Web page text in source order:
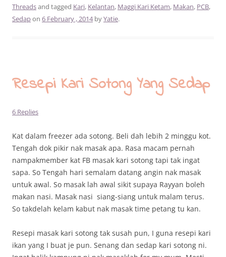
Threadsand tagged Kari, Kelantan, Maggi Kari Ketam, Makan, PCB,
Sedapon 6 February , 2014byYatie.
Resepi Kari Sotong Yang Sedap
6 Replies
Kat dalam freezer ada sotong. Beli dah lebih 2 minggu kot.
Tengah dok pikir nak masak apa. Rasa macam pernah
nampakmember kat FB masak kari sotong tapi tak ingat
sapa. So Tengah hari semalam datang angin nak masak
untuk awal. So masak lah awal sikit supaya Rayyan boleh
makan nasi. Masak nasi siang-siang untuk malam terus.
So takdelah kelam kabut nak masak time petang tu kan.
Resepi masak kari sotong tak susah pun, I guna resepi kari
ikan yang I buat je pun. Senang dan sedap kari sotong ni.